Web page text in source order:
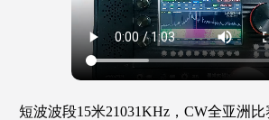
短波波段15米21031KHz，CW全亚洲比